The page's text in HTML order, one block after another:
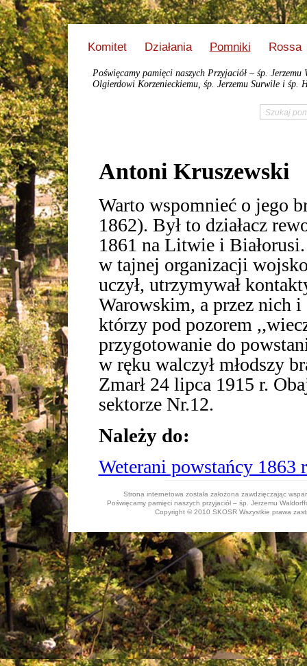
Komitet Działania Pomniki Rossa
Poświęcamy pamięci naszych Przyjaciół – śp.
Olgierdowi Korzenieckiemu, śp. Jerzemu Surwile i śp.
Antoni Kruszewski
Warto wspomnieć o jego
1862). Był to działacz
1861 na Litwie i
w tajnej organizacji
uczył, utrzymywał
Warowskim, a przez nich
którzy pod pozorem
przygotowanie do
w ręku walczył młodszy
Zmarł 24 lipca 1915 r.
sektorze Nr.12.
Należy do:
Weterani powstańcy 1863
Strona internetowa została założona zawdzięczając
Poświęcamy pamięci naszych przyjaciół – śp. Jerzemu
Copyright © 2010 SKOSR Wszystkie prawa